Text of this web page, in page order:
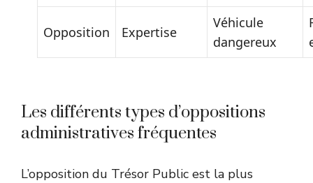
Opposition Expertise
Véhicule
dangereux
Les différents types d’oppositions
administratives fréquentes
L’opposition du Trésor Public est la plus